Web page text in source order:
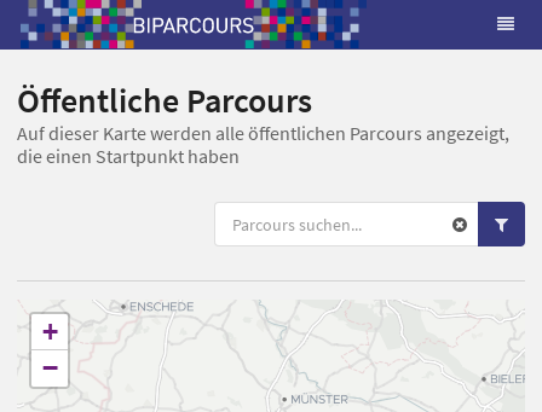
Öffentliche Parcours
Auf dieser Karte werden alle öffentlichen Parcours angezeigt,
die einen Startpunkt haben
+
−